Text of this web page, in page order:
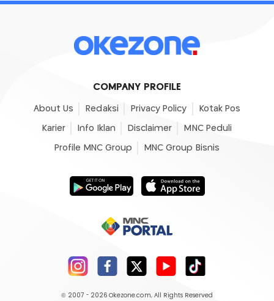
COMPANY PROFILE
About Us Redaksi Privacy Policy Kotak Pos
Karier Info Iklan Disclaimer MNC Peduli
Profile MNC Group MNC Group Bisnis
© 2007 - 2026 Okezone.com, All Rights Reserved